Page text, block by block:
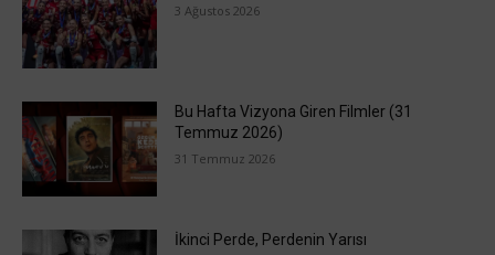
3 Ağustos 2026
Bu Hafta Vizyona Giren Filmler (31
Temmuz 2026)
31 Temmuz 2026
İkinci Perde, Perdenin Yarısı